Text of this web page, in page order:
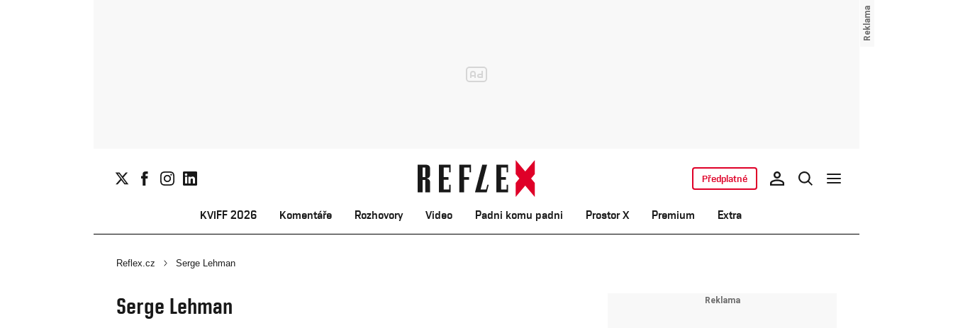
KVIFF 2026 Komentáře Rozhovory Video Padni komu padni Prostor X Premium Extra
Předplatné
Reflex.cz Serge Lehman
Serge Lehman